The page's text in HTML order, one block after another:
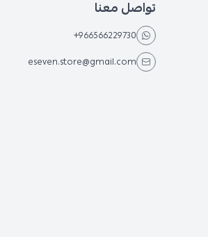
تواصل معنا
+966566229730
eseven.store@gmail.com